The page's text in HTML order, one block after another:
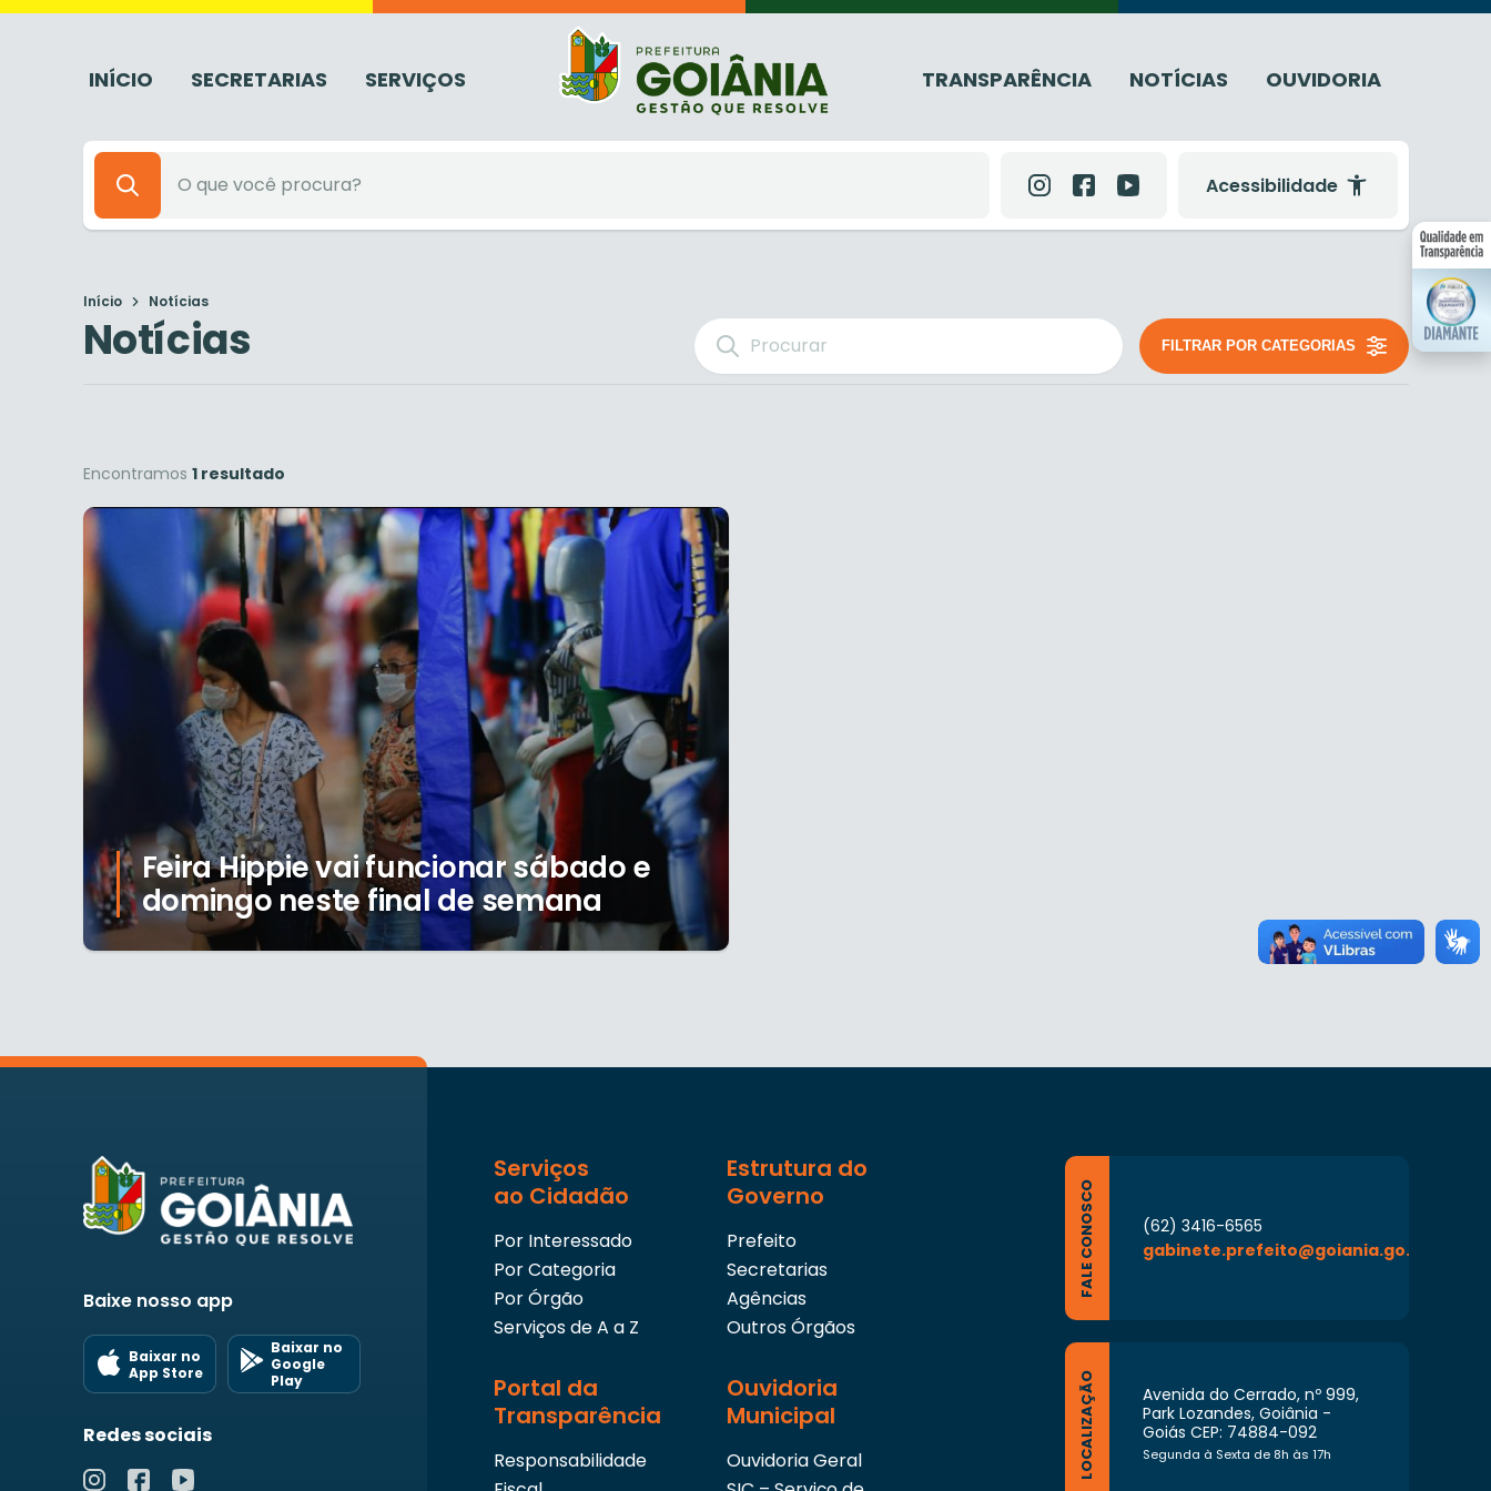
INÍCIO SECRETARIAS SERVIÇOS TRANSPARÊNCIA NOTÍCIAS OUVIDORIA
Acessibilidade
Início Notícias
Notícias FILTRAR POR CATEGORIAS
Encontramos 1 resultado
Feira Hippie vai funcionar sábado e
domingo neste final de semana
Baixe nosso app
Baixar no
App Store
Baixar no
Google
Play
Redes sociais
Serviços
ao Cidadão
Por Interessado
Por Categoria
Por Órgão
Serviços de A a Z
Estrutura do
Governo
Prefeito
Secretarias
Agências
Outros Órgãos
Portal da
Transparência
Responsabilidade
Ouvidoria
Municipal
Ouvidoria Geral
FALE CONOSCO
(62) 3416-6565
gabinete.prefeito@goiania.go.gov.br
LOCALIZAÇÃO
Avenida do Cerrado, nº 999,
Park Lozandes, Goiânia -
Goiás CEP: 74884-092
Segunda à Sexta de 8h às 17h